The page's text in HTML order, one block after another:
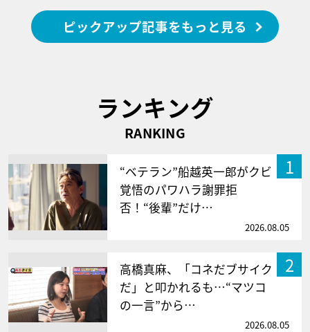
ピックアップ記事をもっと見る
ランキング
RANKING
1
“ベテラン”船越英一郎がクビ
覚悟のパワハラ謝罪拒
否！“後輩”だけ…
2026.08.05
2
高橋真麻、「コネだブサイク
だ」と叩かれるも…“マツコ
の一言”から…
2026.08.05